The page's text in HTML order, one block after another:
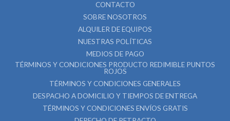
CONTACTO
SOBRE NOSOTROS
ALQUILER DE EQUIPOS
NUESTRAS POLÍTICAS
MEDIOS DE PAGO
TÉRMINOS Y CONDICIONES PRODUCTO REDIMIBLE PUNTOS
ROJOS
TÉRMINOS Y CONDICIONES GENERALES
DESPACHO A DOMICILIO Y TIEMPOS DE ENTREGA
TÉRMINOS Y CONDICIONES ENVÍOS GRATIS